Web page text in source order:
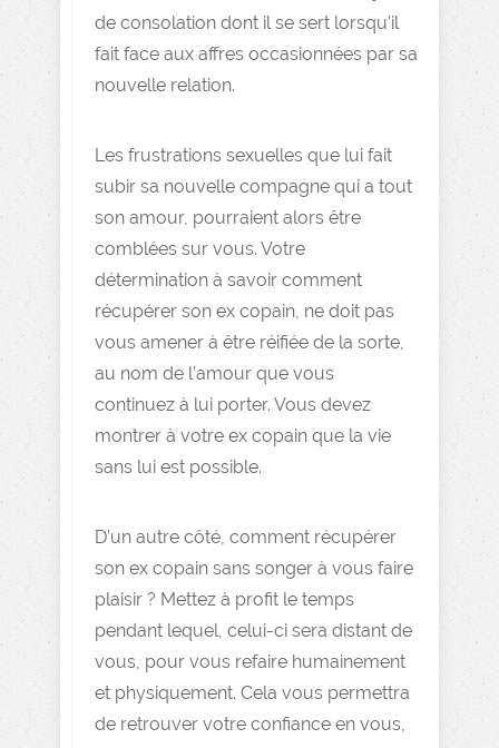
de consolation dont il se sert lorsqu’il
fait face aux affres occasionnées par sa
nouvelle relation.
Les frustrations sexuelles que lui fait
subir sa nouvelle compagne qui a tout
son amour, pourraient alors être
comblées sur vous. Votre
détermination à savoir comment
récupérer son ex copain, ne doit pas
vous amener à être réifiée de la sorte,
au nom de l’amour que vous
continuez à lui porter. Vous devez
montrer à votre ex copain que la vie
sans lui est possible.
D’un autre côté, comment récupérer
son ex copain sans songer à vous faire
plaisir ? Mettez à profit le temps
pendant lequel, celui-ci sera distant de
vous, pour vous refaire humainement
et physiquement. Cela vous permettra
de retrouver votre confiance en vous,